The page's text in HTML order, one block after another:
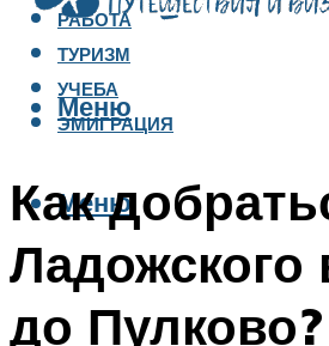
РАБОТА
ТУРИЗМ
УЧЕБА
ЭМИГРАЦИЯ
Меню
Меню
Как
Ладожского
до Пулково?